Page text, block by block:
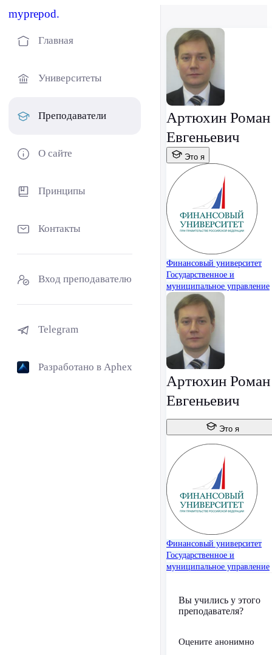
myprepod.
Главная
Университеты
Преподаватели
О сайте
Принципы
Контакты
Вход преподавателю
Telegram
Разработано в Aphex
Артюхин Роман
Евгеньевич
Это я
Финансовый университет
Государственное и
муниципальное управление
Артюхин Роман
Евгеньевич
Это я
Финансовый университет
Государственное и
муниципальное управление
Вы учились у этого
преподавателя?
Оцените анонимно